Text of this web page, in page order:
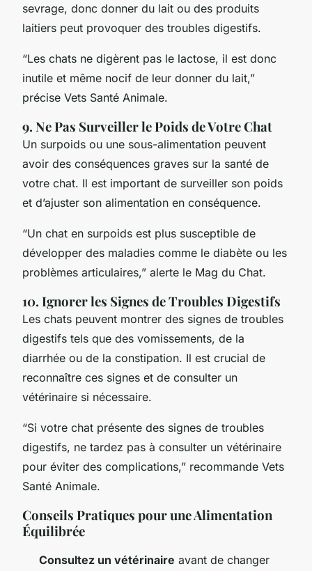
sevrage, donc donner du lait ou des produits
laitiers peut provoquer des troubles digestifs.
“Les chats ne digèrent pas le lactose, il est donc
inutile et même nocif de leur donner du lait,”
précise Vets Santé Animale.
9. Ne Pas Surveiller le Poids de Votre Chat
Un surpoids ou une sous-alimentation peuvent
avoir des conséquences graves sur la santé de
votre chat. Il est important de surveiller son poids
et d’ajuster son alimentation en conséquence.
“Un chat en surpoids est plus susceptible de
développer des maladies comme le diabète ou les
problèmes articulaires,” alerte le Mag du Chat.
10. Ignorer les Signes de Troubles Digestifs
Les chats peuvent montrer des signes de troubles
digestifs tels que des vomissements, de la
diarrhée ou de la constipation. Il est crucial de
reconnaître ces signes et de consulter un
vétérinaire si nécessaire.
“Si votre chat présente des signes de troubles
digestifs, ne tardez pas à consulter un vétérinaire
pour éviter des complications,” recommande Vets
Santé Animale.
Conseils Pratiques pour une Alimentation
Équilibrée
Consultez un vétérinaire avant de changer